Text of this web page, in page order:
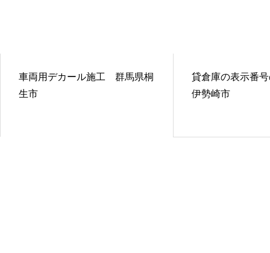
車両用デカール施工 群馬県桐
生市
貸倉庫の表示番
伊勢崎市